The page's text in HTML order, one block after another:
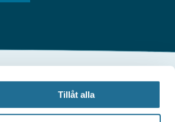
Tillåt alla